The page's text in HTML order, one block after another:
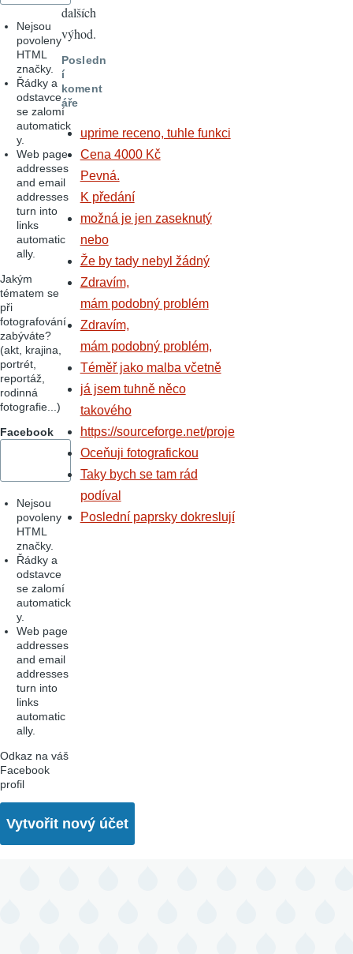
Nejsou
povoleny
HTML
značky.
Řádky a
odstavce
se zalomí
automatick
y.
Web page
addresses
and email
addresses
turn into
links
automatic
ally.
Jakým
tématem se
při
fotografování
zabýváte?
(akt, krajina,
portrét,
reportáž,
rodinná
fotografie...)
Facebook
Nejsou
povoleny
HTML
značky.
Řádky a
odstavce
se zalomí
automatick
y.
Web page
addresses
and email
addresses
turn into
links
automatic
ally.
Odkaz na váš
Facebook
profil
dalších
výhod.
Posledn
í
koment
áře
uprime receno, tuhle funkci
Cena 4000 Kč
Pevná.
K předání
možná je jen zaseknutý
nebo
Že by tady nebyl žádný
Zdravím,
mám podobný problém
Zdravím,
mám podobný problém,
Téměř jako malba včetně
já jsem tuhně něco
takového
https://sourceforge.net/proje
Oceňuji fotografickou
Taky bych se tam rád
podíval
Poslední paprsky dokreslují